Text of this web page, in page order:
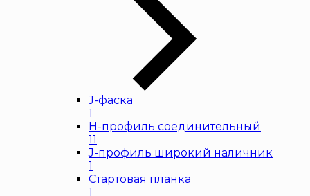
J-фаска
1
H-профиль соединительный
11
J-профиль широкий наличник
1
Стартовая планка
1